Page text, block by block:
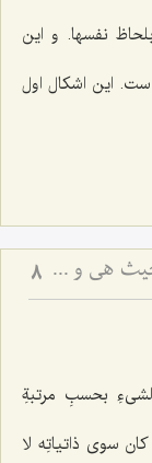
نفسها. و این
این اشکال اول
حمل عوارض و ذاتیات بر ماهیت من حیث هی و نسبت آن با امکان ذاتی - بررسی اشکال ارتفاع نقیضین در مسئله امکان 8
بحسبِ مرتبةِ
سوى ذاتیاتِه لا